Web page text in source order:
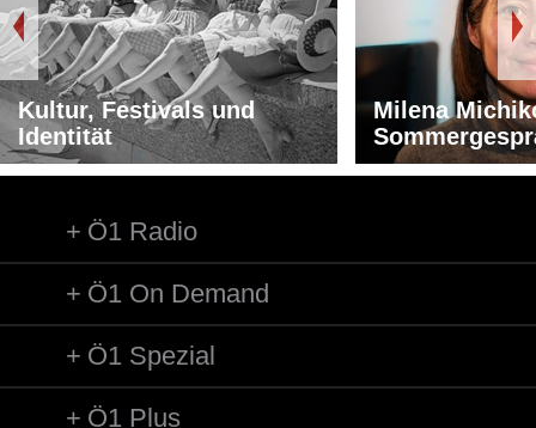
Kultur, Festivals und
Identität
Milena
Ö1 Radio
Ö1 On Demand
Ö1 Spezial
Ö1 Plus